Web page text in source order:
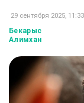
29 сентября 2025, 11:33
Бекарыс
Алимхан